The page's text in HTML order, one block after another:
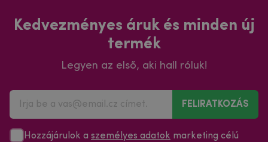
Kedvezményes áruk és minden új
termék
Legyen az első, aki hall róluk!
FELIRATKOZÁS
Hozzájárulok a személyes adatok marketing célú